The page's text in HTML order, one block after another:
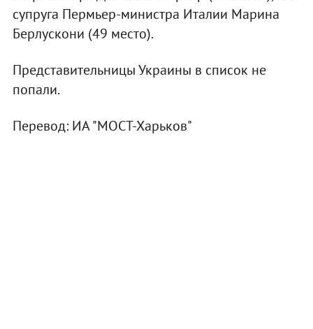
супруга Пермьер-министра Италии Марина
Берлускони (49 место).
Представительницы Украины в список не
попали.
Перевод: ИА "МОСТ-Харьков"